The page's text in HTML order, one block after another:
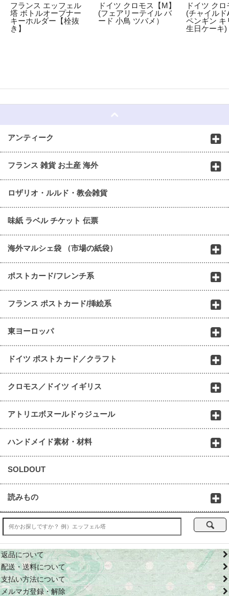
フランス エッフェル
塔 ボトルオープナー
キーホルダー【栓抜
き】
ドイツ クロモス【M】
(フェアリーテイル バ
ード 小鳥 ツバメ）
ドイツ ク
(チャイルド
ペンギン キ
生日ケーキ)
アンティーク
フランス 雑貨 お土産 海外
ロザリオ・ルルド・教会雑貨
味紙 ラベル チケット 伝票
海外マルシェ袋 （市場の紙袋）
ポストカード/フレンチ系
フランス ポストカード/挿絵系
東ヨーロッパ
ドイツ ポストカード／クラフト
クロモス／ドイツ イギリス
アトリエボヌールドゥジュール
ハンドメイド素材・材料
SOLDOUT
読みもの
返品について
配送・送料について
支払い方法について
メルマガ登録・解除